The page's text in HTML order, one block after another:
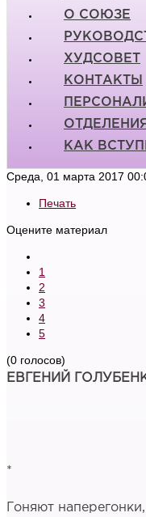
О СОЮЗЕ
ХУДСОВЕТ
КОНТАКТЫ
ОТДЕЛЕНИЯ
КАК
Среда, 01 марта 2017
Печать
Оцените материал
1
2
3
4
5
(0 голосов)
ЕВГЕНИЙ
*
Гоняют наперегонки,